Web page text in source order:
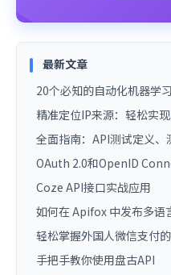
最新文章
20个必知的自动化机器学
精准定位IP来源：轻松实
全面指南：API测试定义
OAuth 2.0和OpenID
Coze API接口实战应用
如何在 Apifox 中发布多语
轻松掌握外国人微信支付
手把手教你使用盘古API